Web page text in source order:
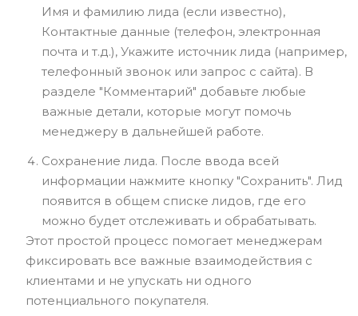
Имя и фамилию лида (если известно),
Контактные данные (телефон, электронная
почта и т.д.), Укажите источник лида (например,
телефонный звонок или запрос с сайта). В
разделе "Комментарий" добавьте любые
важные детали, которые могут помочь
менеджеру в дальнейшей работе.
Сохранение лида. После ввода всей
информации нажмите кнопку "Сохранить". Лид
появится в общем списке лидов, где его
можно будет отслеживать и обрабатывать.
Этот простой процесс помогает менеджерам
фиксировать все важные взаимодействия с
клиентами и не упускать ни одного
потенциального покупателя.